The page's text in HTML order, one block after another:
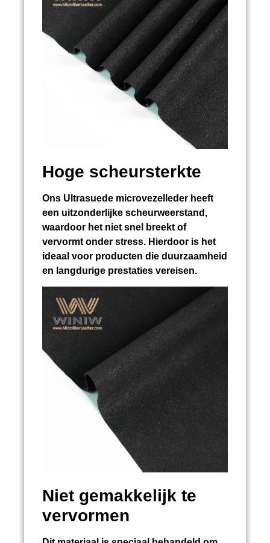
Hoge scheursterkte
Ons Ultrasuede microvezelleder heeft
een uitzonderlijke scheurweerstand,
waardoor het niet snel breekt of
vervormt onder stress. Hierdoor is het
ideaal voor producten die duurzaamheid
en langdurige prestaties vereisen.
Niet gemakkelijk te
vervormen